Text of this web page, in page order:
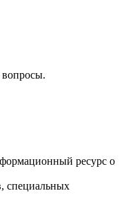
вопросы.
ресурс о
специальных